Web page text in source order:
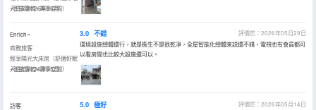
+智能客控+靜享空間）
入住於2026年06月
Enrich~
商務旅客
輕享陽光大床房（舒適好眠
+智能客控+靜享空間）
入住於2026年05月
3.0 不錯
評價於：2026年05月29日
環境設施總體還行，就是衞生不是很乾凈，全屋智能化總體來説還不錯，電視也有會員都可
以看房間也比較大設施還可以。
訪客
5.0 極好
評價於：2026年05月14日